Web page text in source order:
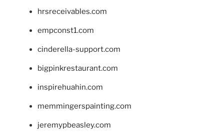
hrsreceivables.com
empconst1.com
cinderella-support.com
bigpinkrestaurant.com
inspirehuahin.com
memmingerspainting.com
jeremypbeasley.com